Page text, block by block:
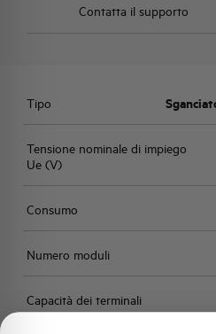
Contatta il supporto
Tipo
Tensione nominale di impiego
Ue (V)
Consumo
Numero moduli
Capacità dei terminali